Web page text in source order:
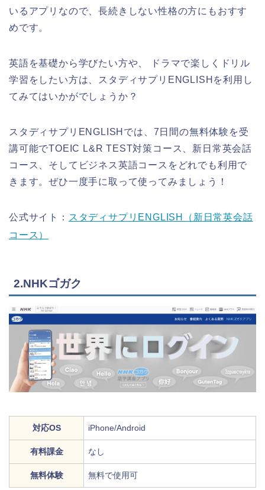
いるアプリなので、長続きしない性格の方にもおすす
めです。
英語を基礎から学びたい方や、 ドラマで楽しくドリル
学習をしたい方は、スタディサプリENGLISHを利用し
てみてはいかがでしょうか？
スタディサプリENGLISHでは、7日間の無料体験を受
講可能でTOEIC L&R TEST対策コース、新日常英会話
コース、そしてビジネス英語コースをどれでも利用で
きます。ぜひ一度手に取って使ってみましょう！
公式サイト： スタディサプリENGLISH（新日常英会話
コース）
2.NHKゴガク
対応OS iPhone/Android
有料課金 なし
無料体験 無料で使用可